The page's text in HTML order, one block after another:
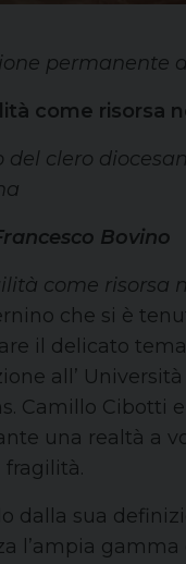
permanente
come risorsa
del clero
Bovino
come risorsa
che si è
il delicato
all’
Camillo
una realtà a
fragilità.
dalla sua
l’ampia